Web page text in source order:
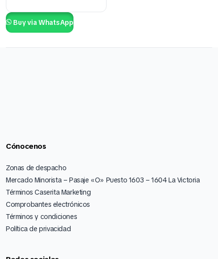
Buy via WhatsApp
Cónocenos
Zonas de despacho
Mercado Minorista – Pasaje «O» Puesto 1603 – 1604 La Victoria
Términos Caserita Marketing
Comprobantes electrónicos
Términos y condiciones
Política de privacidad